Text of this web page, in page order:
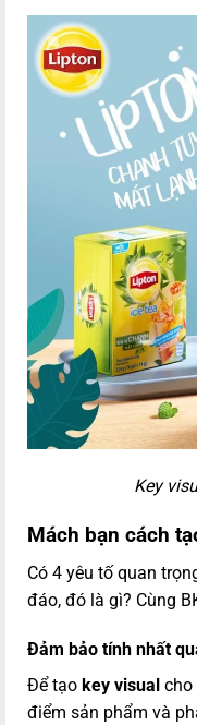
Key
Mách bạn cách
Có 4 yêu tố quan
đáo, đó là gì? Cùng
Đảm bảo tính nhất
Để tạo key visual cho
điểm sản phẩm và